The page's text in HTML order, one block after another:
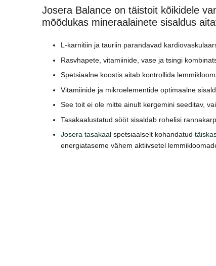
Josera Balance on täistoit kõikidele
mõõdukas mineraalainete sisaldus
L-karnitiin ja tauriin parandavad
Rasvhapete, vitamiinide, vase ja tsingi
Spetsiaalne koostis aitab kontrollida
Vitamiinide ja mikroelementide optimaalne
See toit ei ole mitte ainult kergemini seeditav,
Tasakaalustatud sööt sisaldab rohelisi
Josera tasakaal spetsiaalselt kohandatud
energiataseme vähem aktiivsetel